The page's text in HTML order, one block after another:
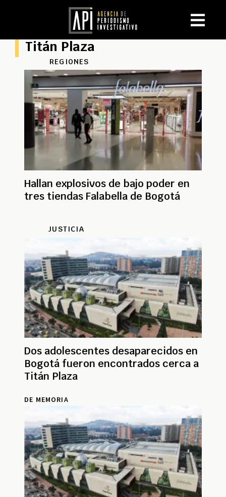
Titán Plaza
REGIONES
Hallan explosivos de bajo poder en
tres tiendas Falabella de Bogotá
JUSTICIA
Dos adolescentes desaparecidos en
Bogotá fueron encontrados cerca a
Titán Plaza
DE MEMORIA